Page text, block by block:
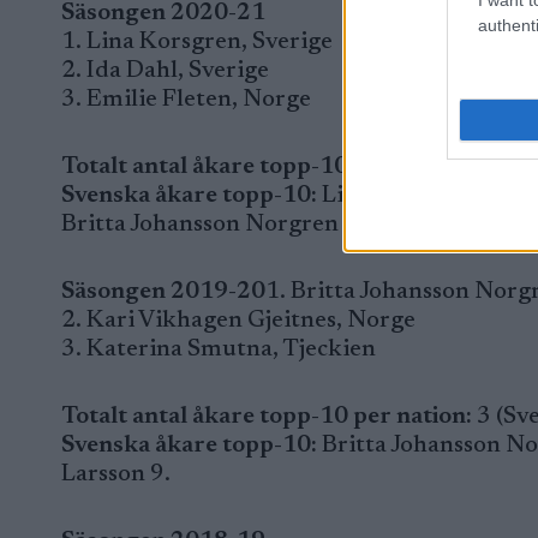
Säsongen 2020-21
1. Lina Korsgren, Sverige
2. Ida Dahl, Sverige
3. Emilie Fleten, Norge
Totalt antal åkare topp-10 per nation:5
Svenska åkare topp-10: Lina Korsgren 1,
Britta Johansson Norgren 9.
Säsongen 2019-201. Britta Johansson
2. Kari Vikhagen Gjeitnes, Norge
3. Katerina Smutna, Tjeckien
Totalt antal åkare topp-10 per nation: 3
Svenska åkare topp-10: Britta Johansson
Larsson 9.